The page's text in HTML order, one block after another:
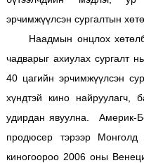
эрчимжүүлсэн сургалтын
Наадмын онцлох
чадварыг ахиулах сургалт
40 цагийн эрчимжүүлсэн
хүндтэй кино найруулагч,
удирдан явуулна. Америк-
продюсер тэрээр Монголд
киногоороо 2006 оны